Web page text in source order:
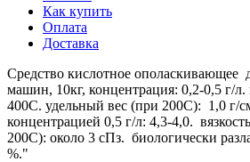
Как купить
Оплата
Доставка
Средство кислотное ополаскивающее
машин, 10кг, концентрация: 0,2-0,5 г/л.
400С. удельный вес (при 200С): 1,0 г/
концентрацией 0,5 г/л: 4,3-4,0.
200С): около 3 сПз. биологически
%."